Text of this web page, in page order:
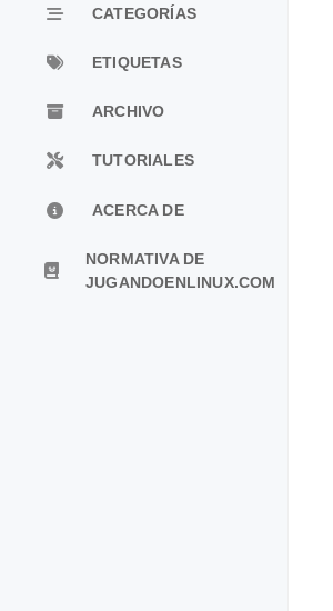
CATEGORÍAS
ETIQUETAS
ARCHIVO
TUTORIALES
ACERCA DE
NORMATIVA DE
JUGANDOENLINUX.COM